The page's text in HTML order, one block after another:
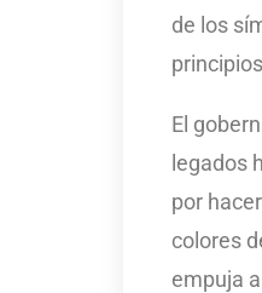
de los
El
legados
por
colores
empuja